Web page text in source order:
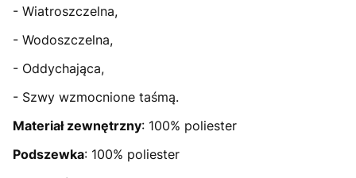
- Wiatroszczelna,
- Wodoszczelna,
- Oddychająca,
- Szwy wzmocnione taśmą.
Materiał zewnętrzny: 100% poliester
Podszewka: 100% poliester